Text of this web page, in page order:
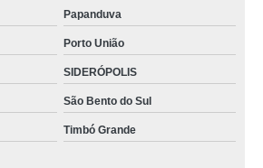
Papanduva
Porto União
SIDERÓPOLIS
São Bento do Sul
Timbó Grande